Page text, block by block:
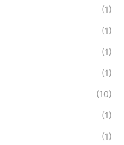
(1)
(1)
(1)
(1)
(10)
(1)
(1)